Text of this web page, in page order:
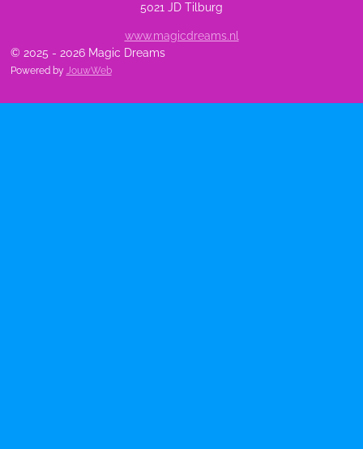
5021 JD Tilburg
www.magicdreams.nl
© 2025 - 2026 Magic Dreams
Powered by JouwWeb